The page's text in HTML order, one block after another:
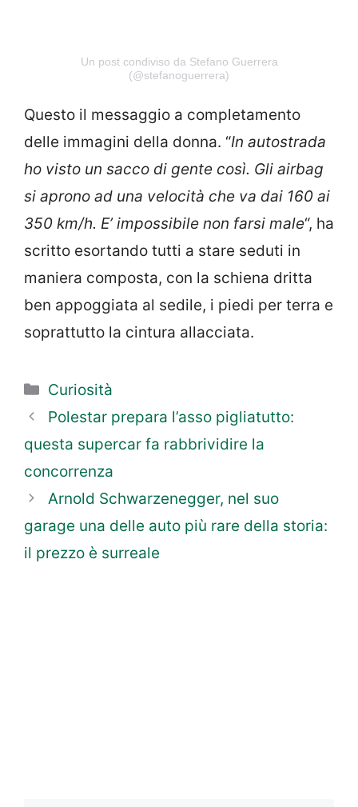
Un post condiviso da Stefano Guerrera
(@stefanoguerrera)
Questo il messaggio a completamento
delle immagini della donna. “In autostrada
ho visto un sacco di gente così. Gli airbag
si aprono ad una velocità che va dai 160 ai
350 km/h. E’ impossibile non farsi male“, ha
scritto esortando tutti a stare seduti in
maniera composta, con la schiena dritta
ben appoggiata al sedile, i piedi per terra e
soprattutto la cintura allacciata.
Categorie
Curiosità
Polestar prepara l’asso pigliatutto:
questa supercar fa rabbrividire la
concorrenza
Arnold Schwarzenegger, nel suo
garage una delle auto più rare della storia:
il prezzo è surreale